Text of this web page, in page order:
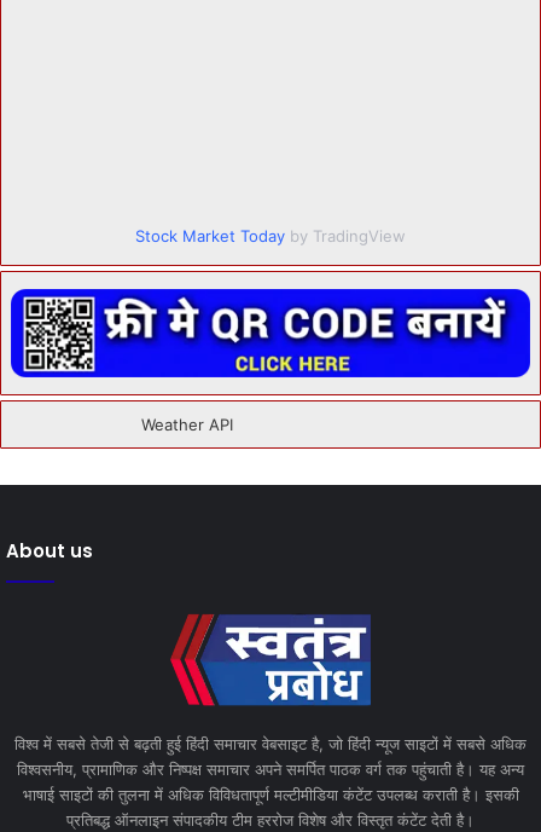
Stock Market Today by TradingView
About us
विश्व में सबसे तेजी से बढ़ती हुई हिंदी समाचार वेबसाइट है, जो हिंदी न्यूज साइटों में सबसे अधिक
विश्वसनीय, प्रामाणिक और निष्पक्ष समाचार अपने समर्पित पाठक वर्ग तक पहुंचाती है। यह अन्य
भाषाई साइटों की तुलना में अधिक विविधतापूर्ण मल्टीमीडिया कंटेंट उपलब्ध कराती है। इसकी
प्रतिबद्ध ऑनलाइन संपादकीय टीम हररोज विशेष और विस्तृत कंटेंट देती है।